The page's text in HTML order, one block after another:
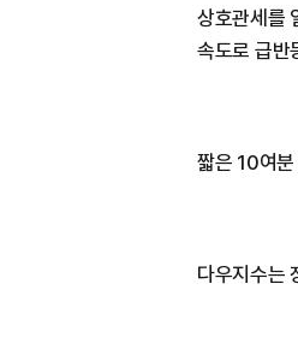
상호관세를
속도로 급반
짧은 10여
다우지수는